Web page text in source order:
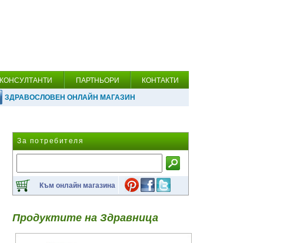
КОНСУЛТАНТИ ПАРТНЬОРИ КОНТАКТИ
ЗДРАВОСЛОВЕН ОНЛАЙН МАГАЗИН
За потребителя
Към онлайн магазина
Продуктите на Здравница